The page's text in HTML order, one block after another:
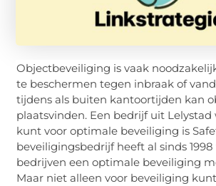
Objectbeveiliging is vaak
te beschermen tegen inbraak of
tijdens als buiten kantoortijden kan
plaatsvinden. Een bedrijf uit
kunt voor optimale beveiliging is
beveiligingsbedrijf heeft al sinds 1998
bedrijven een optimale beveiliging
Maar niet alleen voor beveiliging